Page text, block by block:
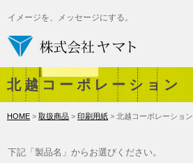
イメージを、メッセージにする。
北越コーポレーション
HOME > 取扱商品 > 印刷用紙 > 北越コーポレーション
下記「製品名」からお選びください。